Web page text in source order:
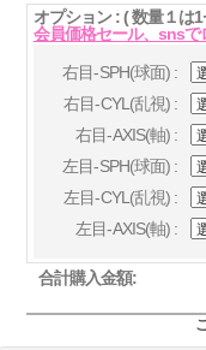
オプション : ( 数量１は
会員価格セール、snsで
右目-SPH(球面) :
右目-CYL(乱視) :
右目-AXIS(軸) :
左目-SPH(球面) :
左目-CYL(乱視) :
左目-AXIS(軸) :
合計購入金額: